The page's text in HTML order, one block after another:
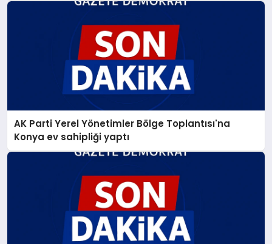
AK Parti Yerel Yönetimler Bölge Toplantısı'na
Konya ev sahipliği yaptı